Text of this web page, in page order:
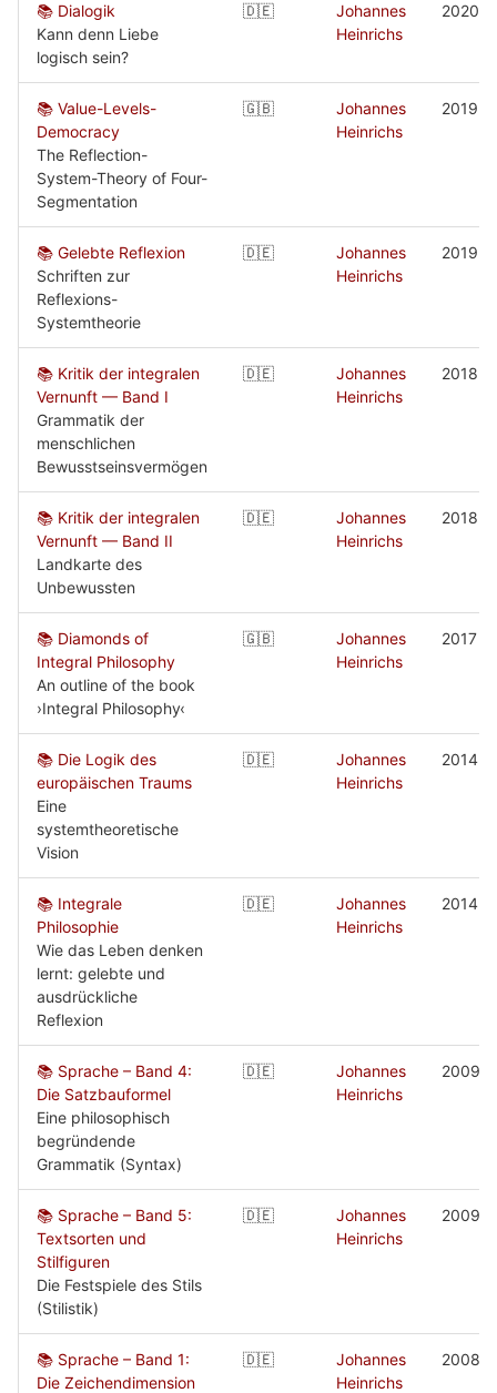
📚 Dialogik
Kann denn Liebe
logisch sein?
🇩🇪
Johannes
Heinrichs
2020
📚 Value-Levels-
Democracy
The Reflection-
System-Theory of Four-
Segmentation
🇬🇧
Johannes
Heinrichs
2019
📚 Gelebte Reflexion
Schriften zur
Reflexions-
Systemtheorie
🇩🇪
Johannes
Heinrichs
2019
📚 Kritik der integralen
Vernunft — Band I
Grammatik der
menschlichen
Bewusstseinsvermögen
🇩🇪
Johannes
Heinrichs
2018
📚 Kritik der integralen
Vernunft — Band II
Landkarte des
Unbewussten
🇩🇪
Johannes
Heinrichs
2018
📚 Diamonds of
Integral Philosophy
An outline of the book
›Integral Philosophy‹
🇬🇧
Johannes
Heinrichs
2017
📚 Die Logik des
europäischen Traums
Eine
systemtheoretische
Vision
🇩🇪
Johannes
Heinrichs
2014
📚 Integrale
Philosophie
Wie das Leben denken
lernt: gelebte und
ausdrückliche
Reflexion
🇩🇪
Johannes
Heinrichs
2014
📚 Sprache – Band 4:
Die Satzbauformel
Eine philosophisch
begründende
Grammatik (Syntax)
🇩🇪
Johannes
Heinrichs
2009
📚 Sprache – Band 5:
Textsorten und
Stilfiguren
Die Festspiele des Stils
(Stilistik)
🇩🇪
Johannes
Heinrichs
2009
📚 Sprache – Band 1:
Die Zeichendimension
🇩🇪
Johannes
Heinrichs
2008